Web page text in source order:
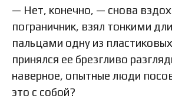
— Нет, конечно, — снова
пограничник, взял тонкими
пальцами одну из
принялся ее брезгливо
наверное, опытные люди
это с собой?